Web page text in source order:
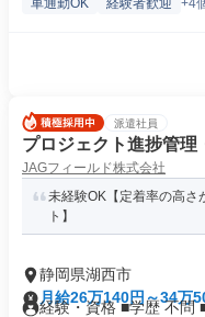
車通勤OK 経験者歓迎 +4
派遣社員
プロジェクト進捗管
JAGフィールド株式会社
未経験OK【定着率の高さ
ト】
静岡県湖西市
月給26万140円～34万
経験・資格 ■学歴 不問